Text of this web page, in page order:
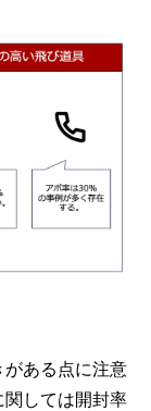
がある点に注意
関しては開封率